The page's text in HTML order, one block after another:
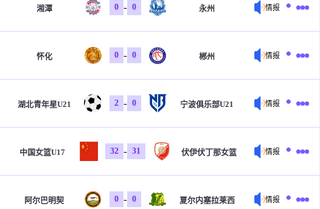
湘潭 0 - 0 永州 情报
怀化 0 - 0 郴州 情报
湖北青年星U21 2 - 0 宁波俱乐部U21 情报
中国女篮U17 32 - 31 伏伊伏丁那女篮 情报
阿尔巴明契 0 - 0 夏尔内塞拉莱西 情报